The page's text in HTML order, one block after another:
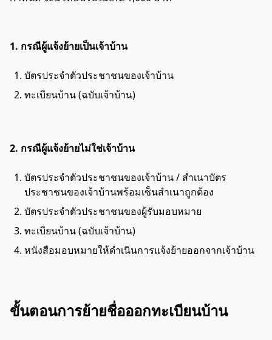
1. กรณีผู้แจ้งย้ายเป็นเจ้าบ้าน
บัตรประจำตัวประชาชนของเจ้าบ้าน
ทะเบียนบ้าน (ฉบับเจ้าบ้าน)
2. กรณีผู้แจ้งย้ายไม่ใช่เจ้าบ้าน
บัตรประจำตัวประชาชนของเจ้าบ้าน / สำเนาบัตร
ประชาชนของเจ้าบ้านพร้อมเซ็นสำเนาถูกต้อง
บัตรประจำตัวประชาชนของผู้รับมอบหมาย
ทะเบียนบ้าน (ฉบับเจ้าบ้าน)
หนังสือมอบหมายให้ดำเนินการแจ้งย้ายออกจากเจ้าบ้าน
ขั้นตอนการย้ายชื่อออกทะเบียนบ้าน